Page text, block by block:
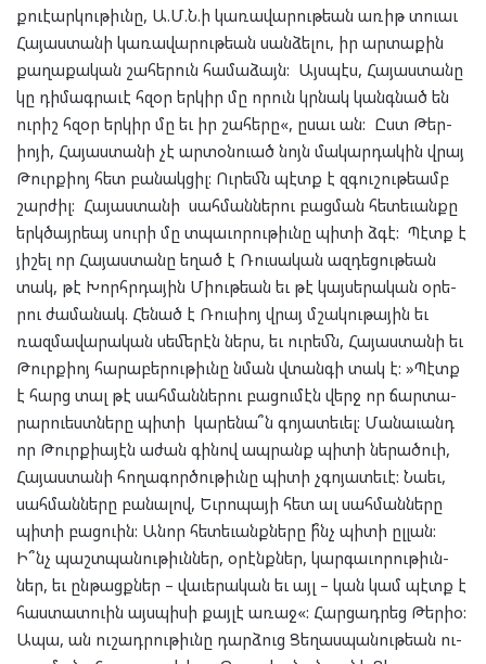
քու­է­ար­կու­թիւնը, Ա.Մ.Ն.ի կա­ռա­վա­րու­թեան առիթ տուաւ
Հա­յաս­տա­նի կա­ռա­վա­րու­թեան սան­ձե­լու, իր ար­տա­քին
քա­ղա­քա­կան շա­հե­րուն հա­մա­ձայն: Այս­պէս, Հա­յաս­տա­նը
կը դի­մագ­րա­ւէ հզօր եր­կիր մը որուն կրնակ կանգ­նած են
ու­րիշ հզօր եր­կիր մը եւ իր շա­հե­րը«, ըսաւ ան: Ըստ Թեր­
իո­յի, Հա­յաս­տա­նի չէ ար­տօն­ուած նոյն մա­կար­դա­կին վրայ
Թուրք­իոյ հետ բա­նակ­ցիլ: Ու­րեմն պէտք է զգու­շու­թեամբ
շար­ժիլ: Հա­յաս­տա­նի սահ­ման­նե­րու բաց­ման հե­տե­ւան­քը
երկ­ծայր­եայ սու­րի մը տպա­ւո­րու­թիւնը պի­տի ձգէ: Պէտք է
յի­շել որ Հա­յաս­տա­նը եղած է Ռու­սա­կան ազ­դե­ցու­թեան
տակ, թէ Խորհր­դա­յին Միու­թեան եւ թէ կայ­սե­րա­կան օրե­
րու ժա­մա­նակ. Հե­նած է Ռուս­իոյ վրայ մշա­կու­թա­յին եւ
ռազ­մա­վա­րա­կան սե­մե­րէն ներս, եւ ու­րեմն, Հա­յաս­տա­նի եւ
Թուրք­իոյ հա­րա­բե­րու­թիւնը նման վտան­գի տակ է: »Պէտք
է հարց տալ թէ սահ­ման­նե­րու բա­ցու­մէն վերջ որ ճար­տա­
րար­ուեստ­նե­րը պի­տի կա­րե­նա՞ն գո­յա­տե­ւել: Մա­նա­ւանդ
որ Թուրք­իա­յէն աժան գի­նով ապ­րանք պի­տի նե­րած­ուի,
Հա­յաս­տա­նի հո­ղա­գոր­ծու­թիւնը պի­տի չգո­յա­տե­ւէ: Նա­եւ,
սահ­ման­նե­րը բա­նա­լով, Եւ­րո­պա­յի հետ ալ սահ­ման­նե­րը
պի­տի բաց­ուին: Անոր հե­տե­ւանք­նե­րը ի՞նչ պի­տի ըլ­լան:
Ի՞նչ պաշտ­պա­նու­թիւն­ներ, օրէնք­ներ, կար­գա­ւո­րու­թիւն­
ներ, եւ ըն­թացք­ներ – վա­ւե­րա­կան եւ այլ – կան կամ պէտք է
հաս­տատ­ուին այս­պի­սի քայ­լէ առաջ«: Հար­ցադ­րեց Թերիօ:
Ապա, ան ու­շադ­րու­թիւնը դար­ձուց Ցե­ղաս­պա­նու­թեան ու­